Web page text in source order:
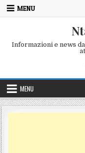
Skip to content
MENU
Informazioni e news
MENU